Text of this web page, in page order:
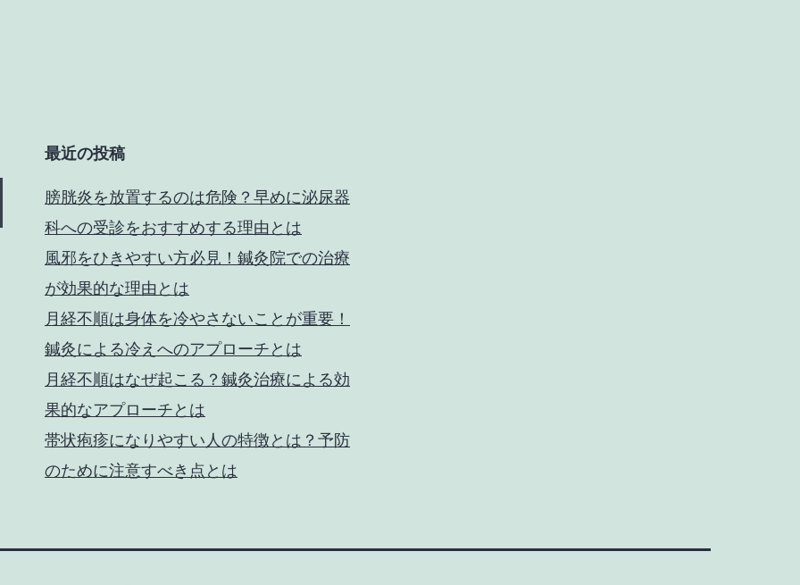
最近の投稿
膀胱炎を放置するのは危険？早めに泌尿器
科への受診をおすすめする理由とは
風邪をひきやすい方必見！鍼灸院での治療
が効果的な理由とは
月経不順は身体を冷やさないことが重要！
鍼灸による冷えへのアプローチとは
月経不順はなぜ起こる？鍼灸治療による効
果的なアプローチとは
帯状疱疹になりやすい人の特徴とは？予防
のために注意すべき点とは